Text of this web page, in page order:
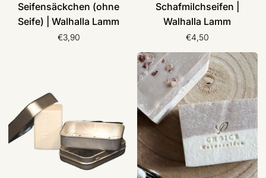
Seifensäckchen (ohne
Seife) | Walhalla Lamm
€3,90
Schafmilchseifen |
Walhalla Lamm
€4,50
Lamm
Naturseife
50g
|
Choice
Naturseifen